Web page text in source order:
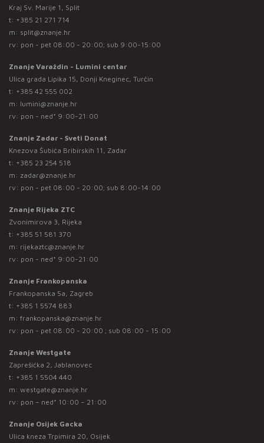
Kraj Sv. Marije 1, Split
t: +385 21 271 714
m: split@znanje.hr
rv: pon - pet 08:00 - 20:00; sub 9:00-15:00
Znanje Varaždin - Lumini centar
Ulica grada Lipika 15, Donji Kneginec, Turčin
t: +385 42 555 002
m: lumini@znanje.hr
rv: pon - ned* 9:00-21:00
Znanje Zadar - Sveti Donat
Knezova Šubića Bribirskih 11, Zadar
t: +385 23 254 518
m: zadar@znanje.hr
rv: pon - pet 08:00 - 20:00; sub 8:00-14:00
Znanje Rijeka ZTC
Zvonimirova 3, Rijeka
t: +385 51 581 370
m: rijekaztc@znanje.hr
rv: pon - ned* 9:00-21:00
Znanje Frankopanska
Frankopanska 5a, Zagreb
t: +385 1 5574 883
m: frankopanska@znanje.hr
rv: pon - pet 08:00 - 20:00 ; sub 08:00 - 15:00
Znanje Westgate
Zaprešićka 2, Jablanovec
t: +385 1 5504 440
m: westgate@znanje.hr
rv: pon – ned* 10:00 – 21:00
Znanje Osijek Gacka
Ulica kneza Trpimira 20, Osijek